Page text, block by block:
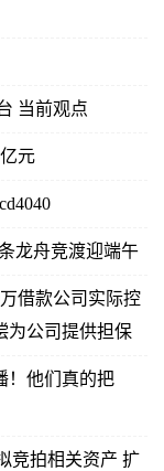
当前观点
元
龙舟竞渡迎端午
借款公司实际控
为公司提供担保
！他们真的把
竞拍相关资产 扩